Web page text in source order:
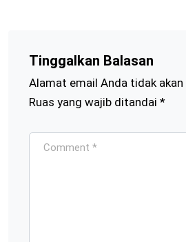
Tinggalkan Balasan
Alamat email Anda tidak akan
Ruas yang wajib ditandai *